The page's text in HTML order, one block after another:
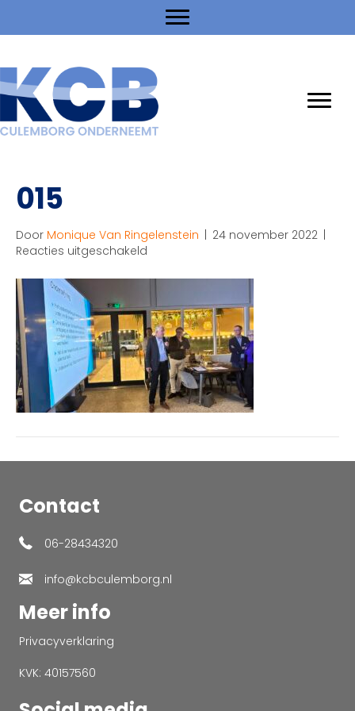
015
Door Monique Van Ringelenstein | 24 november 2022 |
Reacties uitgeschakeld
Contact
06-28434320
info@kcbculemborg.nl
Meer info
Privacyverklaring
KVK: 40157560